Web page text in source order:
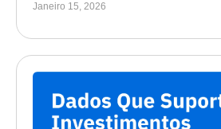
Janeiro 15, 2026